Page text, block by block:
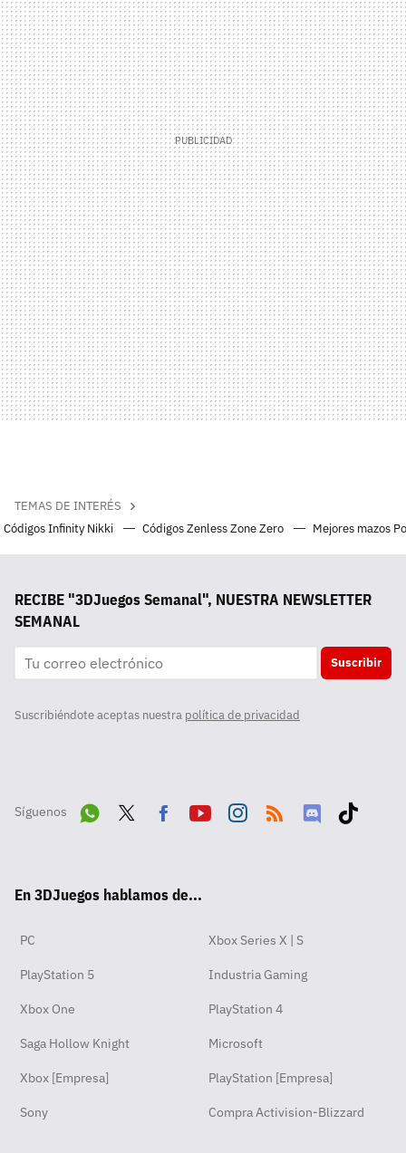
TEMAS DE INTERÉS
Códigos Infinity Nikki
Códigos Zenless Zone Zero Mejores mazos
RECIBE "3DJuegos Semanal", NUESTRA NEWSLETTER
SEMANAL
Suscribir
Suscribiéndote aceptas nuestra política de privacidad
Síguenos
pp
ok
En 3DJuegos hablamos de...
PC Xbox Series X | S
PlayStation 5 Industria Gaming
Xbox One PlayStation 4
Saga Hollow Knight Microsoft
Xbox [Empresa] PlayStation [Empresa]
Sony Compra Activision-Blizzard